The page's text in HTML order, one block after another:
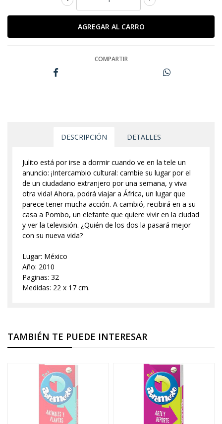
COMPARTIR
DESCRIPCIÓN DETALLES
Julito está por irse a dormir cuando ve en la tele un
anuncio: ¡Intercambio cultural: cambie su lugar por el
de un ciudadano extranjero por una semana, y viva
otra vida! Ahora, podrá viajar a África, un lugar que
parece tener mucha acción. A cambió, recibirá en a su
casa a Pombo, un elefante que quiere vivir en la ciudad
y ver la televisión. ¿Quién de los dos la pasará mejor
con su nueva vida?
Lugar: México
Año: 2010
Paginas: 32
Medidas: 22 x 17 cm.
TAMBIÉN TE PUEDE INTERESAR